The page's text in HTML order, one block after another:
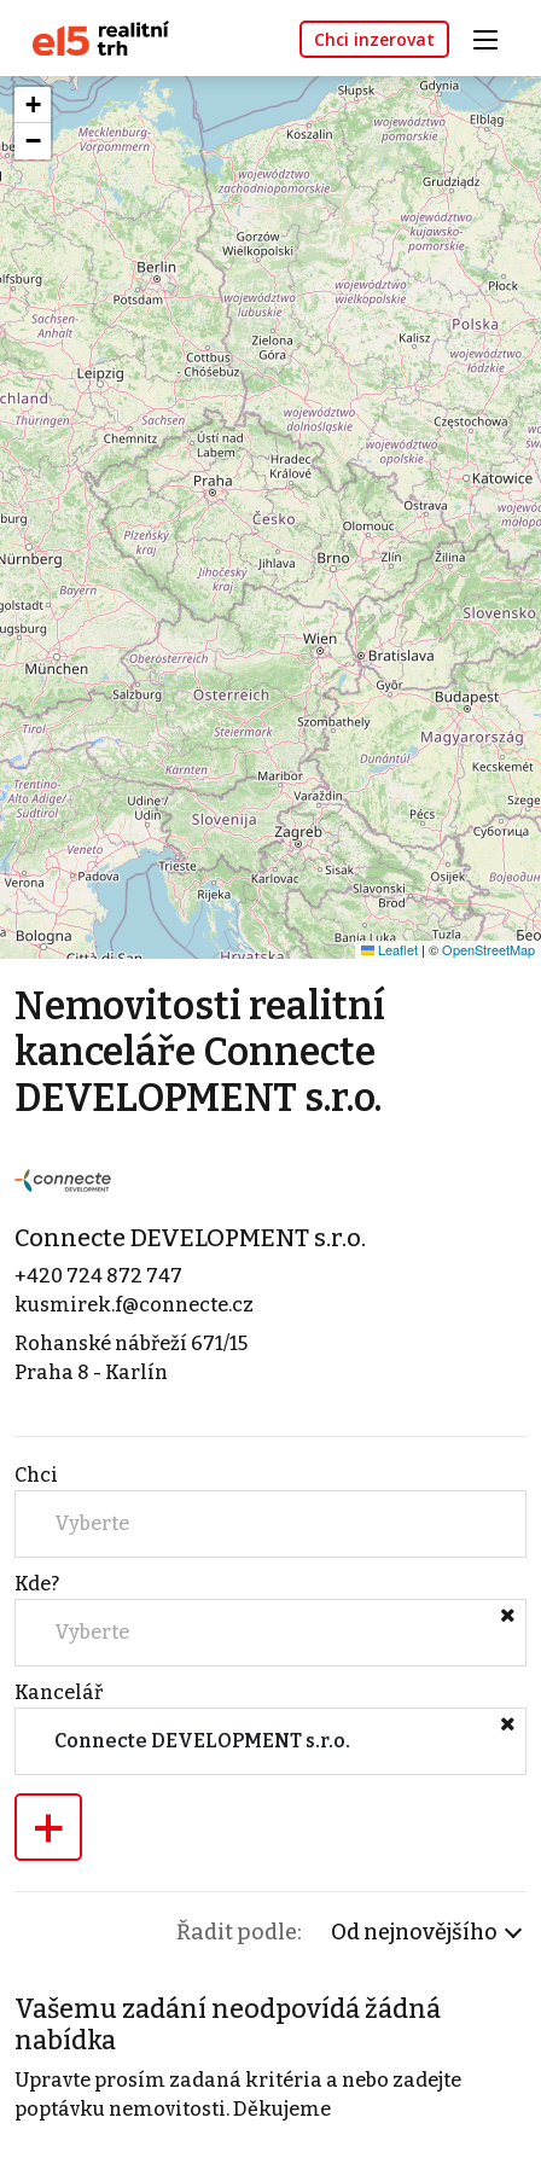
Chci inzerovat
+
−
Leaflet | ©OpenStreetMap
Nemovitosti realitní
kanceláře Connecte
DEVELOPMENT s.r.o.
Connecte DEVELOPMENT s.r.o.
+420 724 872 747
kusmirek.f@connecte.cz
Rohanské nábřeží 671/15
Praha 8 - Karlín
Chci
Vyberte
Kde?
Vyberte
Kancelář
Connecte DEVELOPMENT s.r.o.
+
Řadit podle: Od nejnovějšího
Vašemu zadání neodpovídá žádná
nabídka
Upravte prosím zadaná kritéria a nebo zadejte
poptávku nemovitosti. Děkujeme